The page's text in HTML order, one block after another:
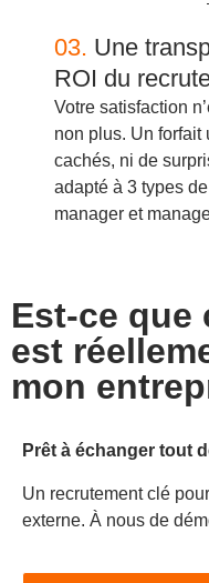
03. Une
ROI du
Votre satisfaction
non plus. Un forfait
cachés, ni de
adapté à 3 types
manager et
Est-ce que
est
mon
Prêt à échanger tout
Un recrutement clé
externe. À nous de